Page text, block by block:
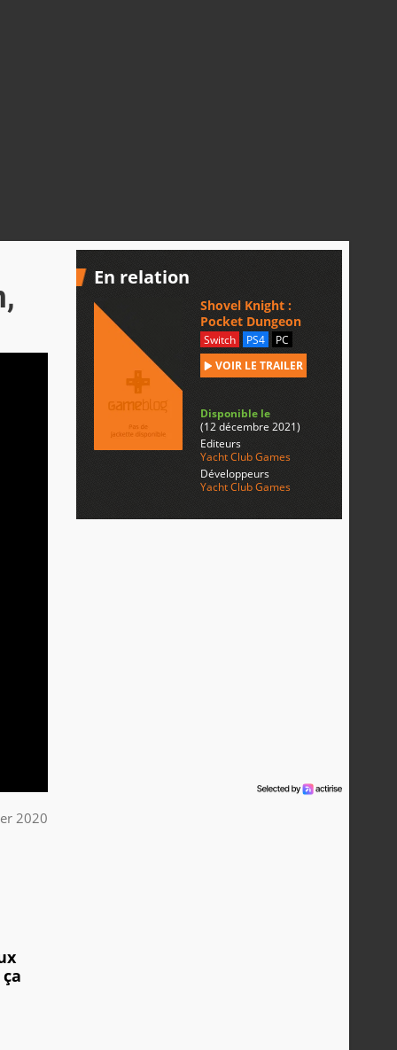
2020
En relation
Shovel Knight :
Pocket Dungeon
Switch PS4
PC
VOIR LE TRAILER
Disponible le
(12 décembre 2021)
Editeurs
Yacht Club Games
Développeurs
Yacht Club Games